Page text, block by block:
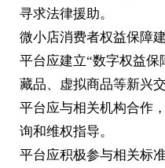
寻求法律援助。
微小店消费者权益保障
平台应建立“数字权益
藏品、虚拟商品等新兴
平台应与相关机构合作
询和维权指导。
平台应积极参与相关标